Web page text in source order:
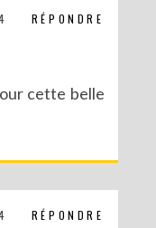
RÉPONDRE
cette belle
RÉPONDRE